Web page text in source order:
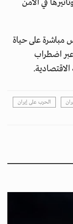
في الأمن
مباشرة على حياة
عبر اضطراب
الحرب على إيران